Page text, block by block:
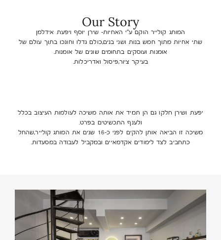
Our Story
המותג קולייר הוקם ע”י האחיות- שירן יוסף ויפעת אידלמן
שתי אחיות מתוך חמש בנות ושני בנים,כולם גדלו וחונכו בתוך עולם של
אומנות ועוסקים בתחומים שונים של אומנות.
בעיקר ציור,פיסול ואדריכלות.
יפעת ושירן חלקו גם הן תמיד את אותה משיכה לעולמות העיצוב בכלל
ולענף התכשיטים בפרט.
משיכה זו הביאה אותן להקים לפני כ-16 שנים את המותג קולייר,שהחל
כתחביב לצד לימודים אקדמאיים ובמקביל לעבודה במסעדות.